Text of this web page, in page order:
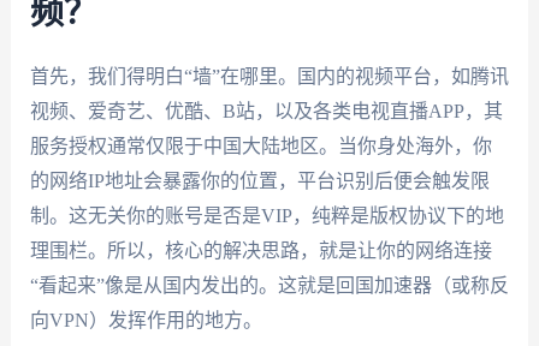
频？
首先，我们得明白“墙”在哪里。国内的视频平台，如腾讯
视频、爱奇艺、优酷、B站，以及各类电视直播APP，其
服务授权通常仅限于中国大陆地区。当你身处海外，你
的网络IP地址会暴露你的位置，平台识别后便会触发限
制。这无关你的账号是否是VIP，纯粹是版权协议下的地
理围栏。所以，核心的解决思路，就是让你的网络连接
“看起来”像是从国内发出的。这就是回国加速器（或称反
向VPN）发挥作用的地方。